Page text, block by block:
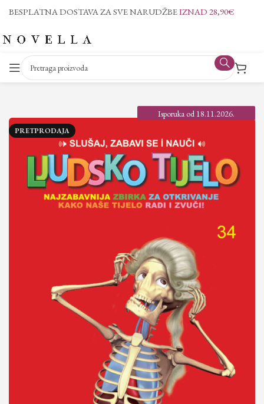
BESPLATNA DOSTAVA ZA SVE NARUDŽBEIZNAD 28,90€
Isporuka od 18.11.2026.
PRETPRODAJA